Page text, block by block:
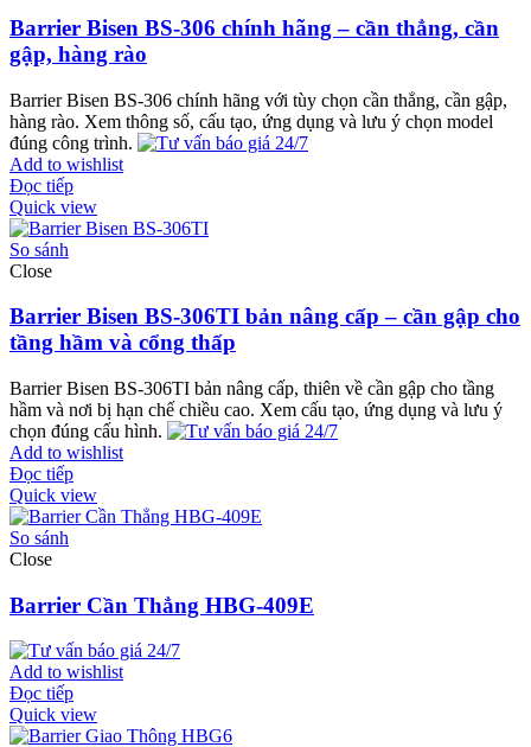
Barrier Bisen BS-306 chính hãng – cần thẳng, cần
gập, hàng rào
Barrier Bisen BS-306 chính hãng với tùy chọn cần thẳng, cần gập,
hàng rào. Xem thông số, cấu tạo, ứng dụng và lưu ý chọn model
đúng công trình.
Add to wishlist
Đọc tiếp
Quick view
So sánh
Close
Barrier Bisen BS-306TI bản nâng cấp – cần gập cho
tầng hầm và cổng thấp
Barrier Bisen BS-306TI bản nâng cấp, thiên về cần gập cho tầng
hầm và nơi bị hạn chế chiều cao. Xem cấu tạo, ứng dụng và lưu ý
chọn đúng cấu hình.
Add to wishlist
Đọc tiếp
Quick view
So sánh
Close
Barrier Cần Thẳng HBG-409E
Add to wishlist
Đọc tiếp
Quick view